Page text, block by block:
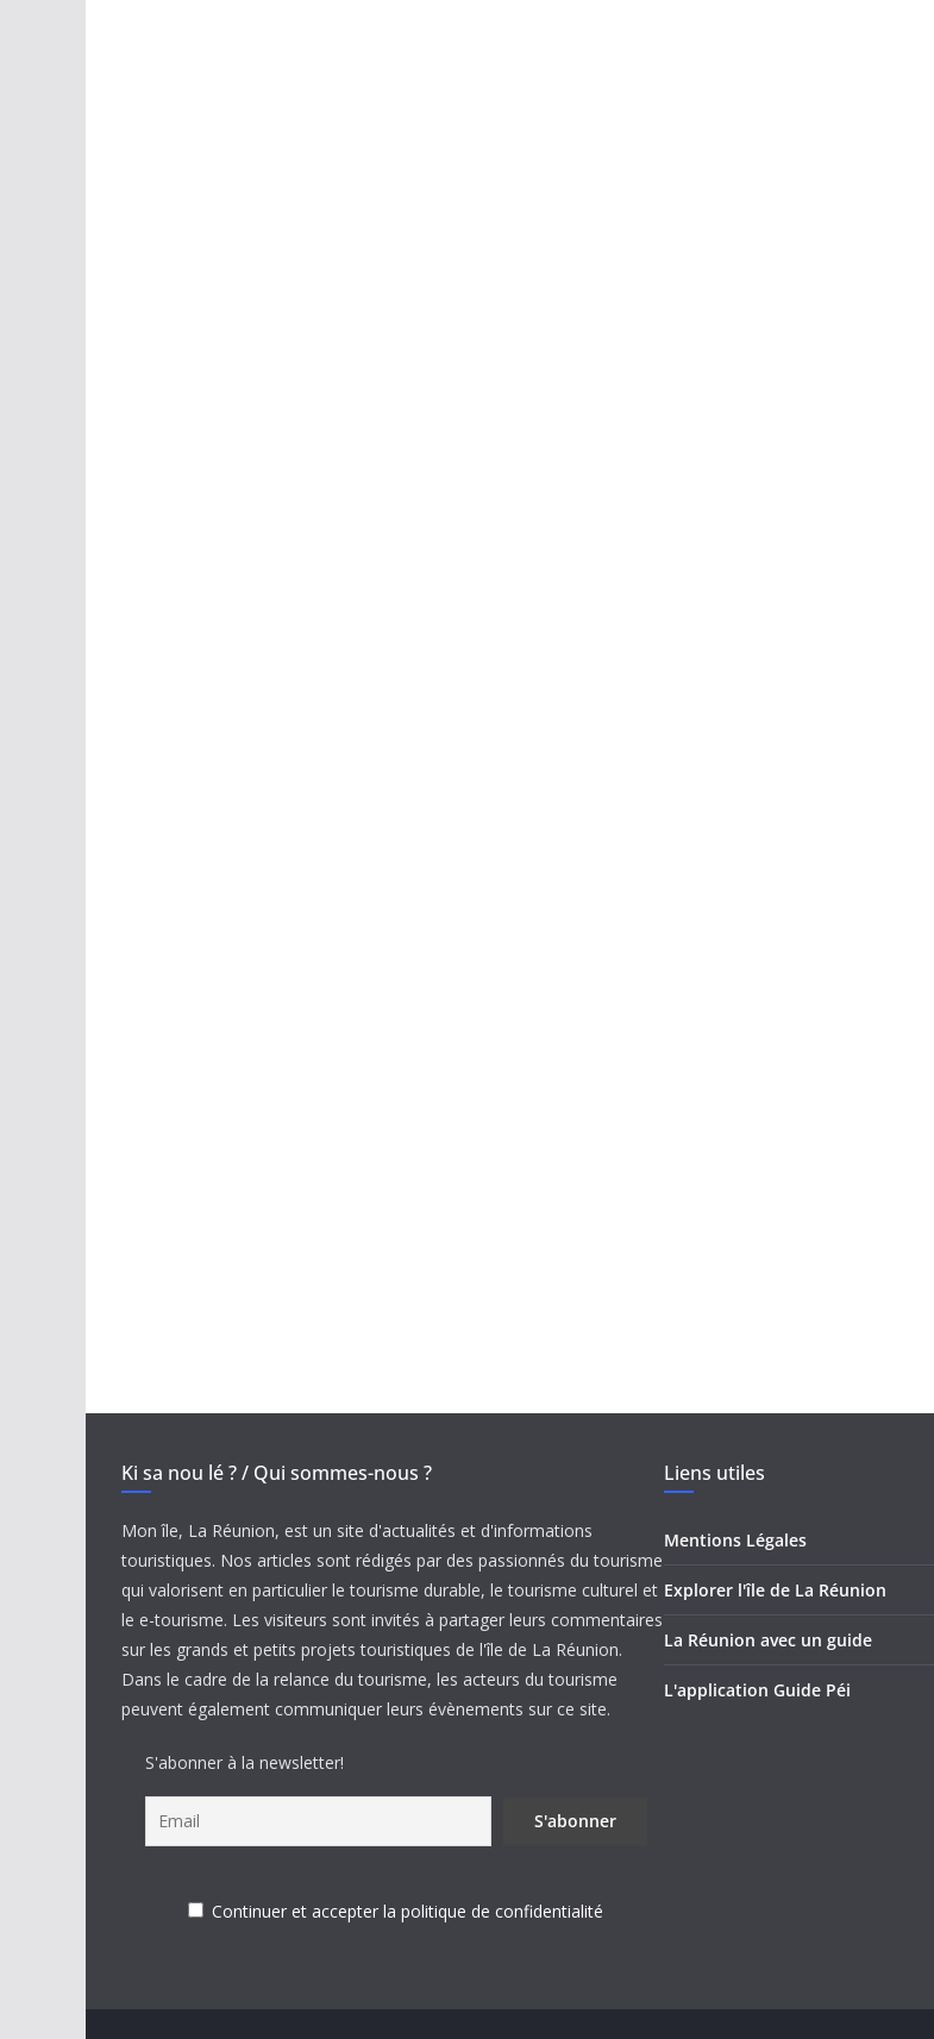
Ki sa nou lé ? / Qui sommes-nous ?
Mon île, La Réunion, est un site d'actualités et d'informations
touristiques. Nos articles sont rédigés par des passionnés du tourisme
qui valorisent en particulier le tourisme durable, le tourisme culturel et
le e-tourisme. Les visiteurs sont invités à partager leurs commentaires
sur les grands et petits projets touristiques de l'île de La Réunion.
Dans le cadre de la relance du tourisme, les acteurs du tourisme
peuvent également communiquer leurs évènements sur ce site.
S'abonner à la newsletter!
Continuer et accepter la politique de confidentialité
Liens utiles
Mentions Légales
Explorer l'île de La Réunion
La Réunion avec un guide
L'application Guide Péi